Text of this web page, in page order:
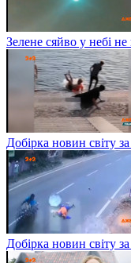
Зелене сяйво у небі
Добірка новин світу
Добірка новин світу